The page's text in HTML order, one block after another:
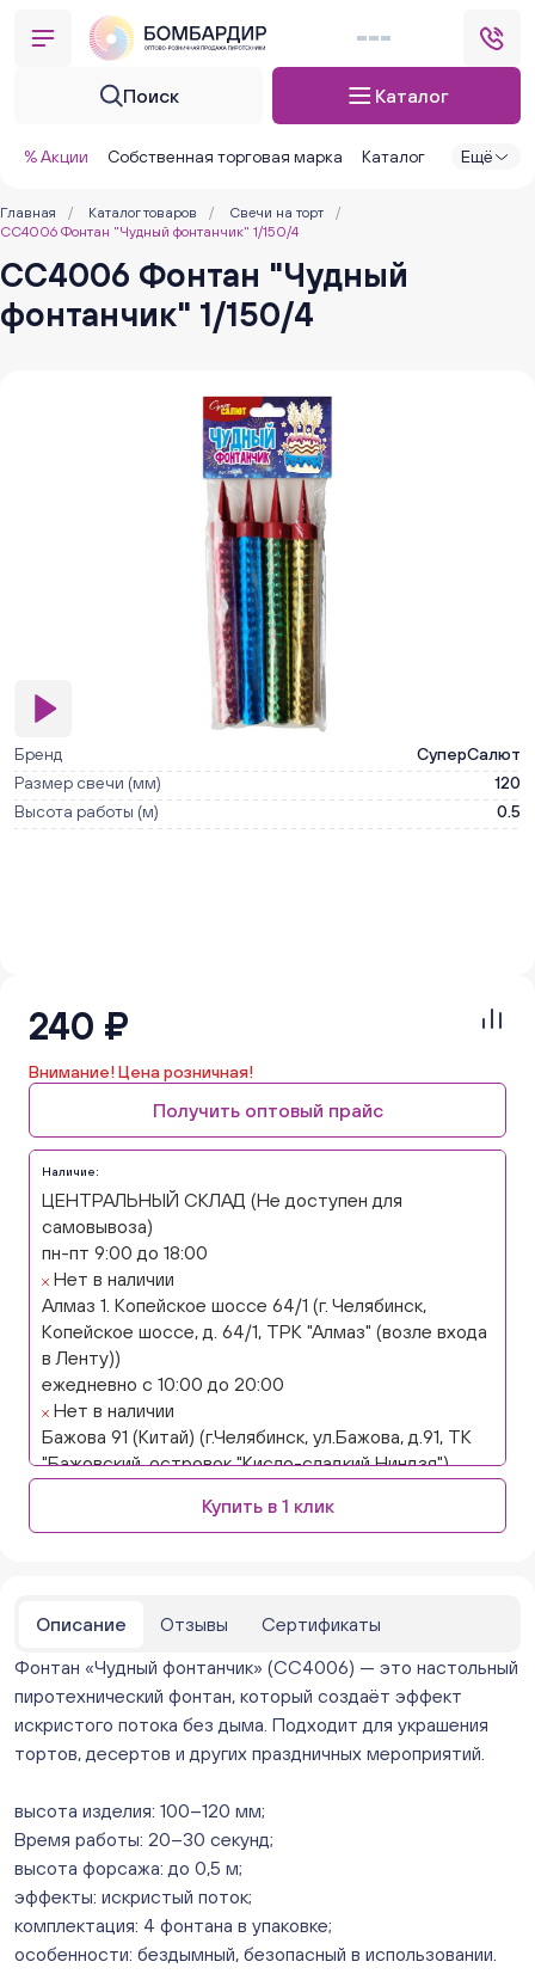
Поиск Каталог
% Акции Собственная торговая марка Каталог Ещё
Главная / Каталог товаров / Свечи на торт
/
СС4006 Фонтан "Чудный фонтанчик" 1/150/4
СС4006 Фонтан "Чудный
фонтанчик" 1/150/4
Бренд
СуперСалют
Размер свечи (мм)
120
Высота работы (м)
0.5
240 ₽
Внимание! Цена розничная!
Получить оптовый прайс
Наличие:
ЦЕНТРАЛЬНЫЙ СКЛАД (Не доступен для
самовывоза)
пн-пт 9:00 до 18:00
Нет в наличии
Алмаз 1. Копейское шоссе 64/1 (г. Челябинск,
Копейское шоссе, д. 64/1, ТРК "Алмаз" (возле входа
в Ленту))
ежедневно с 10:00 до 20:00
Нет в наличии
Бажова 91 (Китай) (г.Челябинск, ул.Бажова, д.91, ТК
"Бажовский, островок "Кисло-сладкий Ниндзя")
Нет в наличии
ежедневно с 10:00 до 20:00
Нет в наличии
Краснопольский 13г (Цветы) (Краснопольский, 13Г)
ежедневно с 10:00 до 20:00
Молния Зоопарк - Труда,166 (ул. Труда,166/5)
ежедневно с 10:00 до 20:00
Нет в наличии
Невский. Черкасская 17 (г. Челябинск, ул.
Черкасская, д.17/1, за ТК "Невский")
ежедневно с 10:00 до 20:00
Нет в наличии
Купить в 1 клик
Описание Отзывы
Сертификаты
Фонтан «Чудный фонтанчик» (СС4006) — это настольный
пиротехнический фонтан, который создаёт эффект
искристого потока без дыма. Подходит для украшения
тортов, десертов и других праздничных мероприятий.
высота изделия: 100–120 мм;
Время работы: 20–30 секунд;
высота форсажа: до 0,5 м;
эффекты: искристый поток;
комплектация: 4 фонтана в упаковке;
особенности: бездымный, безопасный в использовании.